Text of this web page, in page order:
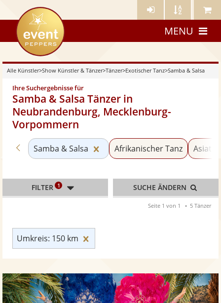
Künstler- Künstler Meine
eventpeppers
MENU
Alle Künstler>Show Künstler & Tänzer>Tänzer>Exotischer Tanz>Samba & Salsa
Ihre Suchergebnisse für
Samba & Salsa Tänzer in
Neubrandenburg, Mecklenburg-
Vorpommern
Zurück zu «Exotischer Tanz»
Samba & Salsa Kategorie «Samba & Salsa»
Afrikanischer Tanz
Umkreis: 150 km
FILTER 1 SUCHE ÄNDERN
Seite 1 von 1 5 Tänzer